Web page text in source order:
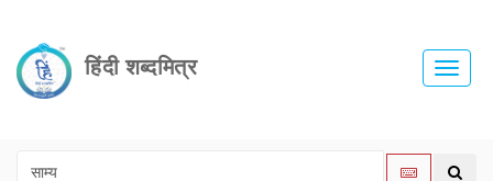
हिंदी शब्दमित्र